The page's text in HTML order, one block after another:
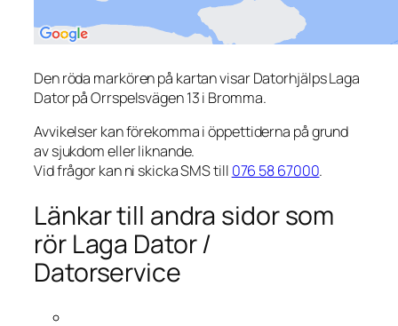
Den röda markören på kartan visar Datorhjälps Laga
Dator på Orrspelsvägen 13 i Bromma.
Avvikelser kan förekomma i öppettiderna på grund
av sjukdom eller liknande.
Vid frågor kan ni skicka SMS till 076 58 67000.
Länkar till andra sidor som
rör Laga Dator /
Datorservice